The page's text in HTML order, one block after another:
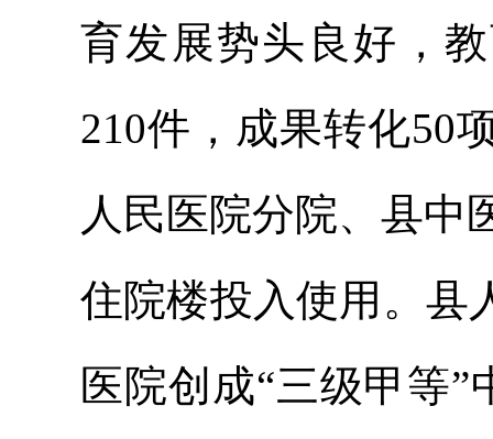
育发展势头良好，
210件，成果转化50
人民医院分院、县中
住院楼投入使用。县
医院创成“三级甲等